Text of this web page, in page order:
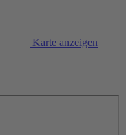
Karte anzeigen